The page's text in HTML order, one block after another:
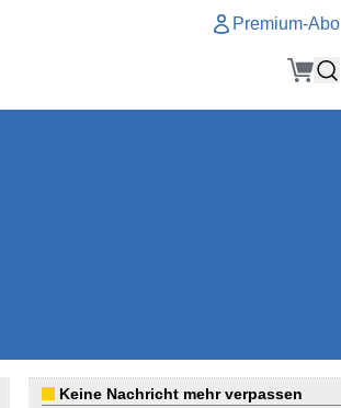
Premium-Abo
Keine Nachricht mehr verpassen